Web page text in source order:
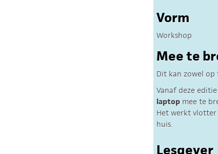
Vorm
Workshop
Mee te
Dit kan zowel
Vanaf deze
laptop mee te
Het werkt vlotter
huis.
Lesgever